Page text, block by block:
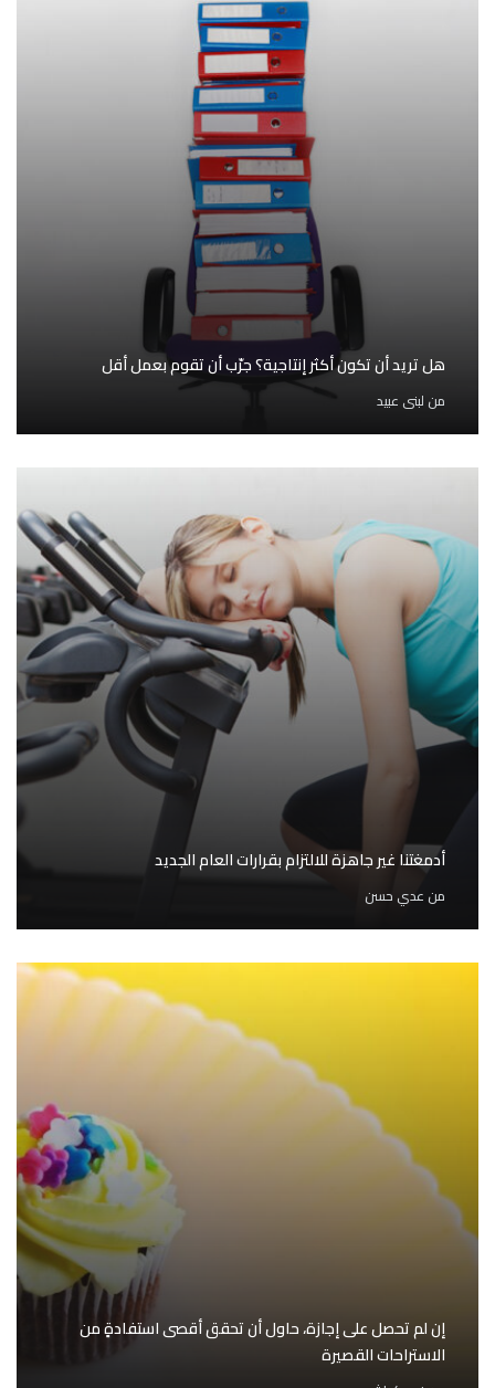
هل تريد أن تكون أكثر إنتاجية؟ جرّب أن تقوم بعمل أقل
من لبنى عبيد
أدمغتنا غير جاهزة للالتزام بقرارات العام الجديد
من عدي حسن
إن لم تحصل على إجازة، حاول أن تحقق أقصى استفادةٍ من
الاستراحات القصيرة